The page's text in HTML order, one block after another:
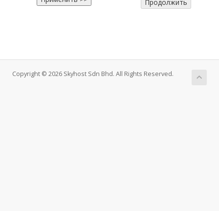
Copyright © 2026 Skyhost Sdn Bhd. All Rights Reserved.